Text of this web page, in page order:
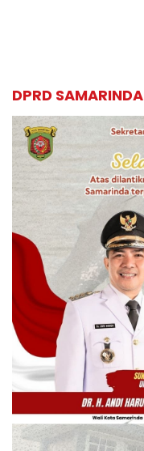
DPRD SAMARINDA